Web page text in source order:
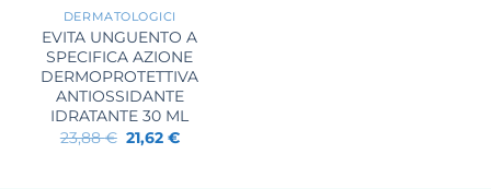
DERMATOLOGICI
EVITA UNGUENTO A
SPECIFICA AZIONE
DERMOPROTETTIVA
ANTIOSSIDANTE
IDRATANTE 30 ML
23,88€ Il
prezzo
21,62€Il